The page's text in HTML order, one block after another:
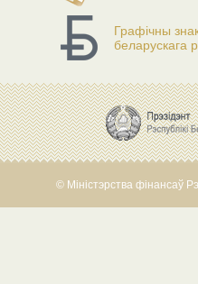
Графічны
беларускага
© Міністэрства фінансаў